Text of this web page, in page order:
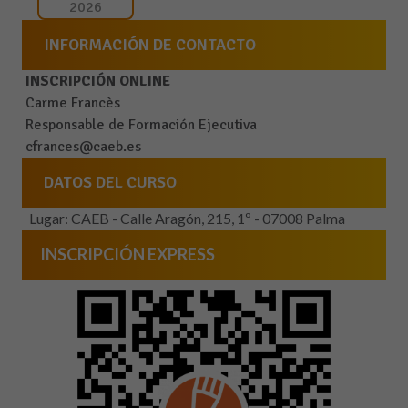
2026
INFORMACIÓN DE CONTACTO
INSCRIPCIÓN ONLINE
Carme Francès
Responsable de Formación Ejecutiva
cfrances@caeb.es
DATOS DEL CURSO
Lugar: CAEB - Calle Aragón, 215, 1º - 07008 Palma
INSCRIPCIÓN EXPRESS